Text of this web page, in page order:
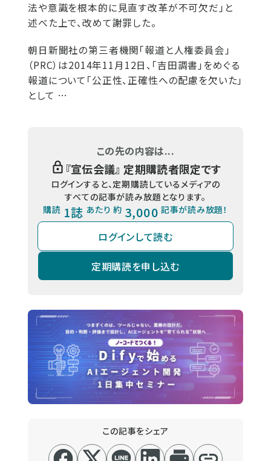
法や意識を根本的に見直す改革が不可欠だ」と
述べた上で、改めて謝罪した。
朝日新聞社の第三者機関「報道と人権委員会」
（PRC）は2014年11月12日、「吉田調書」をめぐる
報道について「公正性、正確性への配慮を欠いた」
として …
この先の内容は...
『宣伝会議』 定期購読者限定です
ログインすると、定期購読しているメディアの
すべての記事が読み放題となります。
購読 1誌 あたり 約 3,000 記事が読み放題！
ログインして読む
定期購読を申し込む
この記事をシェア